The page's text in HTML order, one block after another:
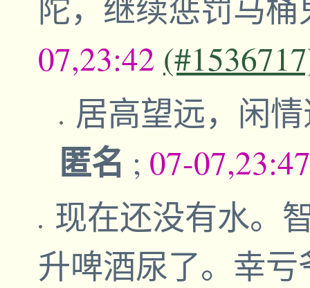
07,23:42
居高望远，闲
匿名 ; 07-
现在还没有水。
升啤酒尿了。幸